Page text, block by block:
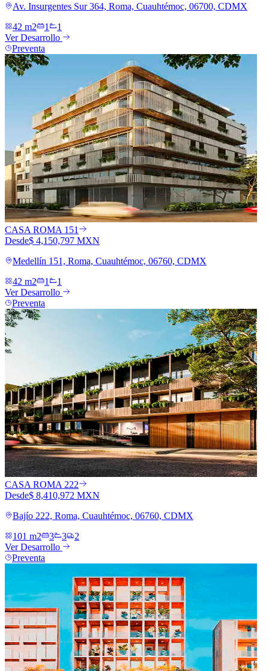
Av. Insurgentes Sur 364, Roma, Cuauhtémoc, 06700, CDMX
42 m2
1
1
Ver Desarrollo
Preventa
CASA ROMA 151
Desde$ 4,150,797 MXN
Medellín 151, Roma, Cuauhtémoc, 06760, CDMX
42 m2
1
1
Ver Desarrollo
Preventa
CASA ROMA 222
Desde$ 8,410,972 MXN
Bajío 222, Roma, Cuauhtémoc, 06760, CDMX
101 m2
3 3
2
Ver Desarrollo
Preventa